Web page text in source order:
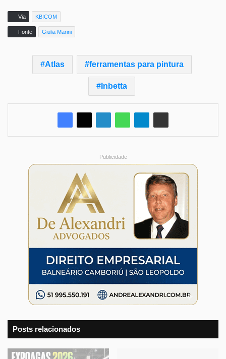
Via KB!COM
Fonte Giulia Marini
Atlas ferramentas para pintura
Inbetta
Publicidade
Posts relacionados